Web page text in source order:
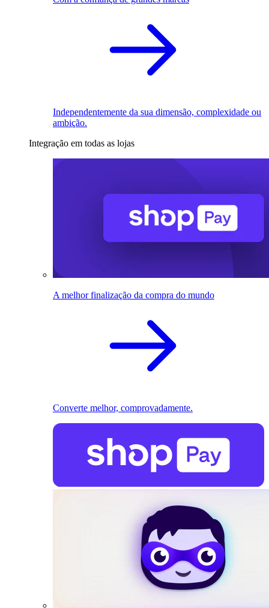
Independentemente da sua dimensão, complexidade ou
ambição.
Integração em todas as lojas
A melhor finalização da compra do mundo
Converte melhor, comprovadamente.